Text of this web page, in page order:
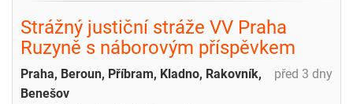
Strážný justiční stráže VV Praha
Ruzyně s náborovým příspěvkem
před 3 dny
Praha, Beroun, Příbram, Kladno, Rakovník,
Benešov